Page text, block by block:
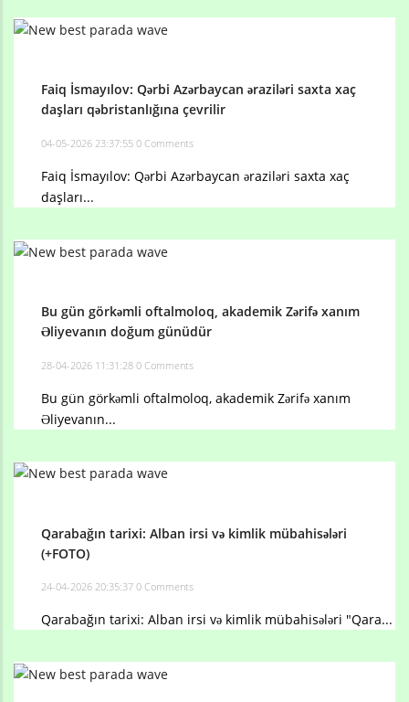
Faiq İsmayılov: Qərbi Azərbaycan əraziləri saxta xaç
daşları qəbristanlığına çevrilir
04-05-2026 23:37:55 0 Comments
Faiq İsmayılov: Qərbi Azərbaycan əraziləri saxta xaç
daşları...
Bu gün görkəmli oftalmoloq, akademik Zərifə xanım
Əliyevanın doğum günüdür
28-04-2026 11:31:28 0 Comments
Bu gün görkəmli oftalmoloq, akademik Zərifə xanım
Əliyevanın...
Qarabağın tarixi: Alban irsi və kimlik mübahisələri
(+FOTO)
24-04-2026 20:35:37 0 Comments
Qarabağın tarixi: Alban irsi və kimlik mübahisələri "Qara...